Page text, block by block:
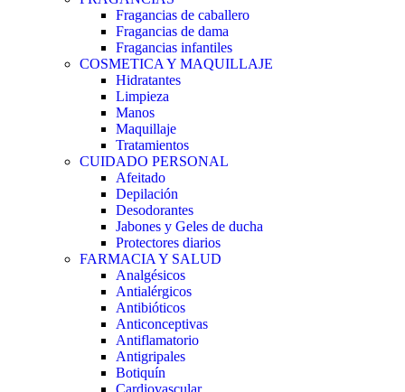
Fragancias de caballero
Fragancias de dama
Fragancias infantiles
COSMETICA Y MAQUILLAJE
Hidratantes
Limpieza
Manos
Maquillaje
Tratamientos
CUIDADO PERSONAL
Afeitado
Depilación
Desodorantes
Jabones y Geles de ducha
Protectores diarios
FARMACIA Y SALUD
Analgésicos
Antialérgicos
Antibióticos
Anticonceptivas
Antiflamatorio
Antigripales
Botiquín